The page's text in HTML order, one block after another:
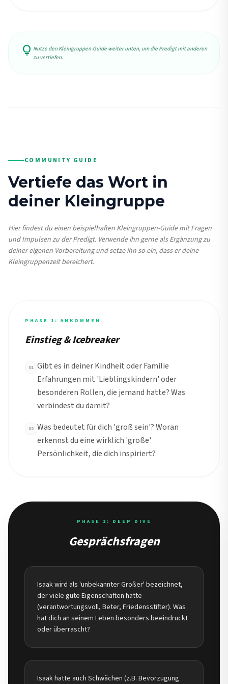
lightbulb Nutze den Kleingruppen-Guide weiter unten, um die Predigt mit anderen
zu vertiefen.
COMMUNITY GUIDE
Vertiefe das Wort in
deiner Kleingruppe
Hier findest du einen beispielhaften Kleingruppen-Guide mit Fragen
und Impulsen zu der Predigt. Verwende ihn gerne als Ergänzung zu
deiner eigenen Vorbereitung und setze ihn so ein, dass er deine
Kleingruppenzeit bereichert.
PHASE 1: ANKOMMEN
Einstieg & Icebreaker
01 Gibt es in deiner Kindheit oder Familie
Erfahrungen mit 'Lieblingskindern' oder
besonderen Rollen, die jemand hatte? Was
verbindest du damit?
02 Was bedeutet für dich 'groß sein'? Woran
erkennst du eine wirklich 'große'
Persönlichkeit, die dich inspiriert?
PHASE 2: DEEP DIVE
Gesprächsfragen
Isaak wird als 'unbekannter Großer' bezeichnet,
der viele gute Eigenschaften hatte
(verantwortungsvoll, Beter, Friedensstifter). Was
hat dich an seinem Leben besonders beeindruckt
oder überrascht?
Isaak hatte auch Schwächen (z.B. Bevorzugung